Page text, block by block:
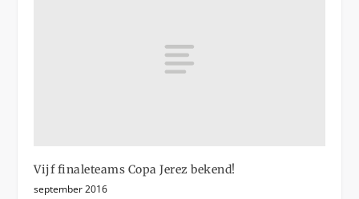
Vijf finaleteams Copa Jerez bekend!
september 2016